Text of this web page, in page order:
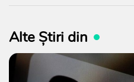
Alte Știri din